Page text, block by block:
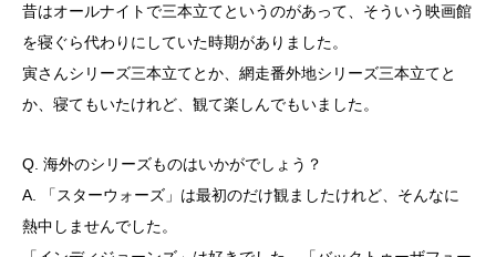
昔はオールナイトで三本立てというのがあって、そういう映画館
を寝ぐら代わりにしていた時期がありました。
寅さんシリーズ三本立てとか、網走番外地シリーズ三本立てと
か、寝てもいたけれど、観て楽しんでもいました。
Q. 海外のシリーズものはいかがでしょう？
A. 「スターウォーズ」は最初のだけ観ましたけれど、そんなに
熱中しませんでした。